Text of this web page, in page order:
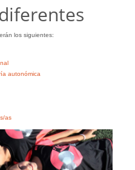
los siguientes:
autonómica
as